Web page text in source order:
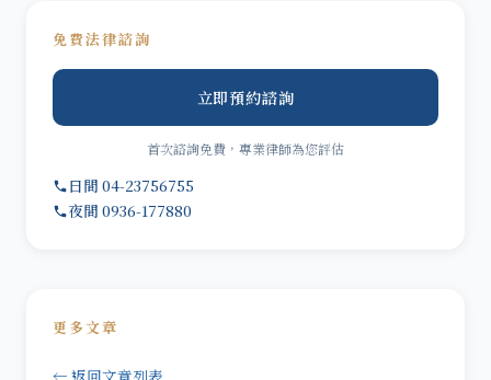
免費法律諮詢
立即預約諮詢
首次諮詢免費，專業律師為您評估
日間 04-23756755
夜間 0936-177880
更多文章
← 返回文章列表